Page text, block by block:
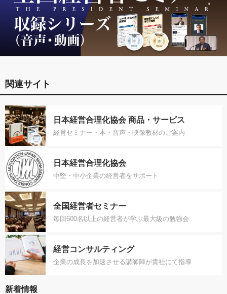
関連サイト
日本経営合理化協会 商品・サービス
経営セミナー・本・音声・映像教材のご案内
日本経営合理化協会
中堅・中小企業の経営者をサポート
全国経営者セミナー
毎回600名以上の経営者が学ぶ最大級の勉強会
経営コンサルティング
企業の成長を加速させる講師陣が貴社にて指導
新着情報